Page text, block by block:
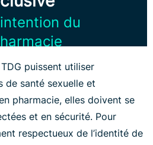
du
puissent utiliser
de santé sexuelle et
pharmacie, elles doivent se
et en sécurité. Pour
respectueux de l’identité de